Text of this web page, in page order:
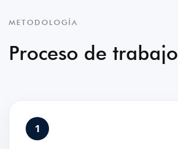
METODOLOGÍA
Proceso de trabajo